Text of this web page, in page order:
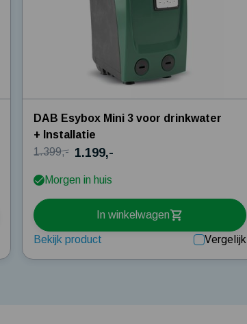
DAB Esybox Mini 3 voor drinkwater
+ Installatie
1.399,- 1.199,-
Morgen in huis
In winkelwagen
Bekijk product Vergelijk